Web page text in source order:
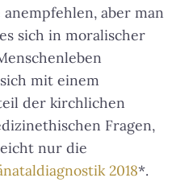
aber man
sich in moralischer
mit einem
der kirchlichen
Fragen,
nur die
2018*.